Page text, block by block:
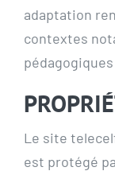
adaptation
contextes
Le site
est protégé